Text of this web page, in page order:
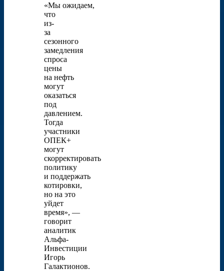
«Мы ожидаем,
что
из-
за
сезонного
замедления
спроса
цены
на нефть
могут
оказаться
под
давлением.
Тогда
участники
ОПЕК+
могут
скорректировать
политику
и поддержать
котировки,
но на это
уйдет
время», —
говорит
аналитик
Альфа-
Инвестиции
Игорь
Галактионов.